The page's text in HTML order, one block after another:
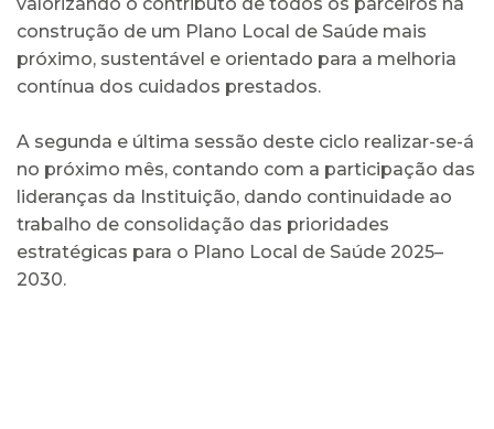
construção de um Plano Local de Saúde mais
próximo, sustentável e orientado para a melhoria
contínua dos cuidados prestados.
A segunda e última sessão deste ciclo realizar-se-á
no próximo mês, contando com a participação das
lideranças da Instituição, dando continuidade ao
trabalho de consolidação das prioridades
estratégicas para o Plano Local de Saúde 2025–
2030.